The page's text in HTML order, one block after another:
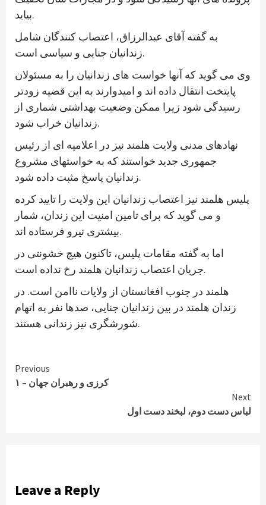
بیاید.
به گفته آقای عبدالرزاق، اعتصاب کنندگان شامل
زندانیان جنایی و سیاسی است.
وی می گوید که آنها خواست های زندانیان را به مسئولان
پایتخت انتقال داده اند و امیدوارند به این قضیه زودتر
رسیدگی شود زیرا ممکن وضعیت بهداشتی شماری از
زندانیان خراب شود.
نهادهای مدنی ولایت هلمند نیز در اعلامیه ای از رئیس
جمهوری جدید خواستند که به خواستهای مشروع
زندانیان پاسخ مثبت داده شود.
پلیس هلمند نیز اعتصاب زندانیان این ولایت را تایید کرده
و می گوید که برای تامین امنیت این زندان، شمار
بیشتری نیرو فرستاده اند.
اما به گفته مقامات پلیس، تاکنون هیچ خشونتی در
جریان اعتصاب زندانیان هلمند رخ نداده است.
هلمند در جنوب افغانستان از ولایات ناامن است. در
زندان هلمند در بین زندانیان جنایی، صدها نفر به اتهام
شورشگری نیز زندانی هستند.
Continue
Reading
Previous
کرزی و رهبران جهان – ۱
Next
لباس دست دوم، لبخند دست اول
Leave a Reply